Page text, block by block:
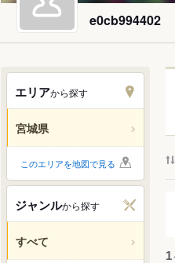
e0cb994402
エリアから探す
宮城県
このエリアを地図で見る
ジャンルから探す
すべて
1